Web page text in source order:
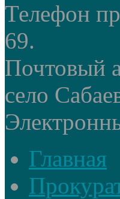
Телефон
69.
Почтовый
село
Главная